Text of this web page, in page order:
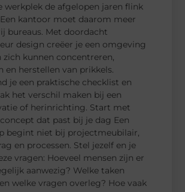
werkplek de afgelopen jaren flink
kantoor moet daarom meer
bureaus. Met doordacht
design creëer je een omgeving
zich kunnen concentreren,
en herstellen van prikkels.
je een praktische checklist en
het verschil maken bij een
of herinrichting. Start met
dat past bij je dag Een
begint niet bij projectmeubilair,
en processen. Stel jezelf en je
vragen: Hoeveel mensen zijn er
aanwezig? Welke taken
welke vragen overleg? Hoe vaak